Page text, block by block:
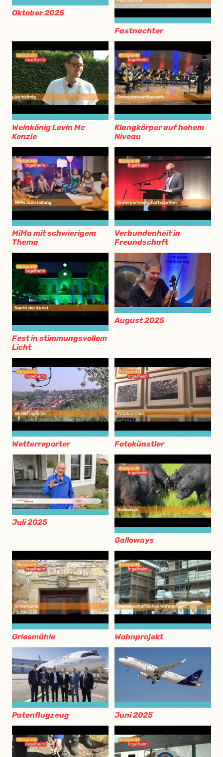
Oktober 2025
Fastnachter
Weinkönig Levin Mc
Kenzie
Klangkörper auf hohem
Niveau
MiMa mit schwierigem
Thema
Verbundenheit in
Freundschaft
Fest in stimmungsvollem
Licht
August 2025
Wetterreporter Fotokünstler
Juli 2025
Galloways
Griesmühle Wohnprojekt
Patenflugzeug Juni 2025